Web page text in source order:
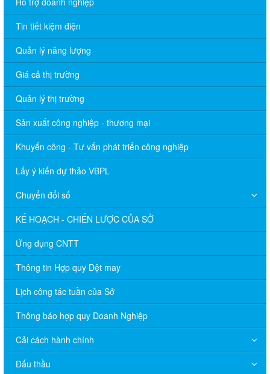
Tin tiết kiệm điện
Quản lý năng lượng
Giá cả thị trường
Quản lý thị trường
Sản xuất công nghiệp - thương mại
Khuyến công - Tư vấn phát triển công nghiệp
Lấy ý kiến dự thảo VBPL
Chuyển đổi số
KẾ HOẠCH - CHIẾN LƯỢC CỦA SỞ
Ứng dụng CNTT
Thông tin Hợp quy Dệt may
Lịch công tác tuần của Sở
Thông báo hợp quy Doanh Nghiệp
Cải cách hành chính
Đấu thầu